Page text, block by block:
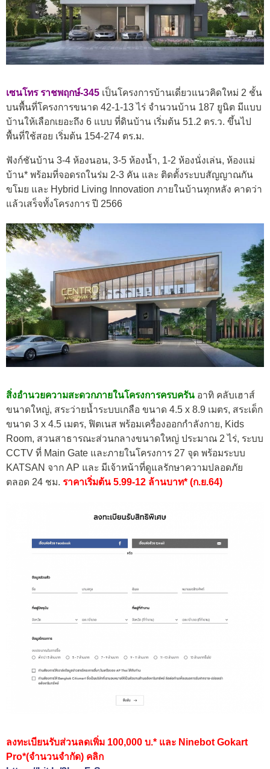
เซนโทร ราชพฤกษ์-345 เป็นโครงการบ้านเดี่ยวแนวคิดใหม่ 2 ชั้น
บนพื้นที่โครงการขนาด 42-1-13 ไร่ จำนวนบ้าน 187 ยูนิต มีแบบ
บ้านให้เลือกเยอะถึง 6 แบบ ที่ดินบ้าน เริ่มต้น 51.2 ตร.ว. ขึ้นไป
พื้นที่ใช้สอย เริ่มต้น 154-274 ตร.ม.
ฟังก์ชันบ้าน 3-4 ห้องนอน, 3-5 ห้องน้ำ, 1-2 ห้องนั่งเล่น, ห้องแม่
บ้าน* พร้อมที่จอดรถในร่ม 2-3 คัน และ ติดตั้งระบบสัญญาณกัน
ขโมย และ Hybrid Living Innovation ภายในบ้านทุกหลัง คาดว่า
แล้วเสร็จทั้งโครงการ ปี 2566
สิ่งอำนวยความสะดวกภายในโครงการครบครัน อาทิ คลับเฮาส์
ขนาดใหญ่, สระว่ายน้ำระบบเกลือ ขนาด 4.5 x 8.9 เมตร, สระเด็ก
ขนาด 3 x 4.5 เมตร, ฟิตเนส พร้อมเครื่องออกกำลังกาย, Kids
Room, สวนสาธารณะส่วนกลางขนาดใหญ่ ประมาณ 2 ไร่, ระบบ
CCTV ที่ Main Gate และภายในโครงการ 27 จุด พร้อมระบบ
KATSAN จาก AP และ มีเจ้าหน้าที่ดูแลรักษาความปลอดภัย
ตลอด 24 ชม. ราคาเริ่มต้น 5.99-12 ล้านบาท* (ก.ย.64)
ลงทะเบียนรับส่วนลดเพิ่ม 100,000 บ.* และ Ninebot Gokart
Pro*(จำนวนจำกัด) คลิก